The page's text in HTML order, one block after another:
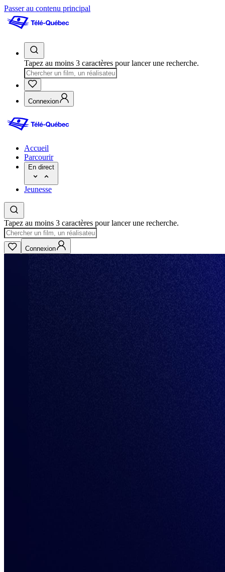
Passer au contenu principal
Tapez au moins 3 caractères pour lancer une recherche.
Connexion
Accueil
Parcourir
En direct
Jeunesse
Tapez au moins 3 caractères pour lancer une recherche.
Connexion